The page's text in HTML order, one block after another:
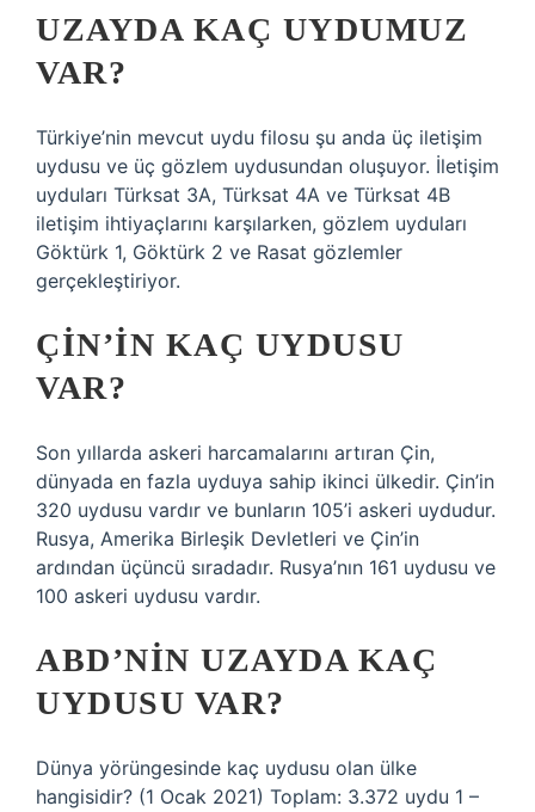
UZAYDA KAÇ UYDUMUZ
VAR?
Türkiye’nin mevcut uydu filosu şu anda üç iletişim
uydusu ve üç gözlem uydusundan oluşuyor. İletişim
uyduları Türksat 3A, Türksat 4A ve Türksat 4B
iletişim ihtiyaçlarını karşılarken, gözlem uyduları
Göktürk 1, Göktürk 2 ve Rasat gözlemler
gerçekleştiriyor.
ÇIN’IN KAÇ UYDUSU
VAR?
Son yıllarda askeri harcamalarını artıran Çin,
dünyada en fazla uyduya sahip ikinci ülkedir. Çin’in
320 uydusu vardır ve bunların 105’i askeri uydudur.
Rusya, Amerika Birleşik Devletleri ve Çin’in
ardından üçüncü sıradadır. Rusya’nın 161 uydusu ve
100 askeri uydusu vardır.
ABD’NIN UZAYDA KAÇ
UYDUSU VAR?
Dünya yörüngesinde kaç uydusu olan ülke
hangisidir? (1 Ocak 2021) Toplam: 3.372 uydu 1 –